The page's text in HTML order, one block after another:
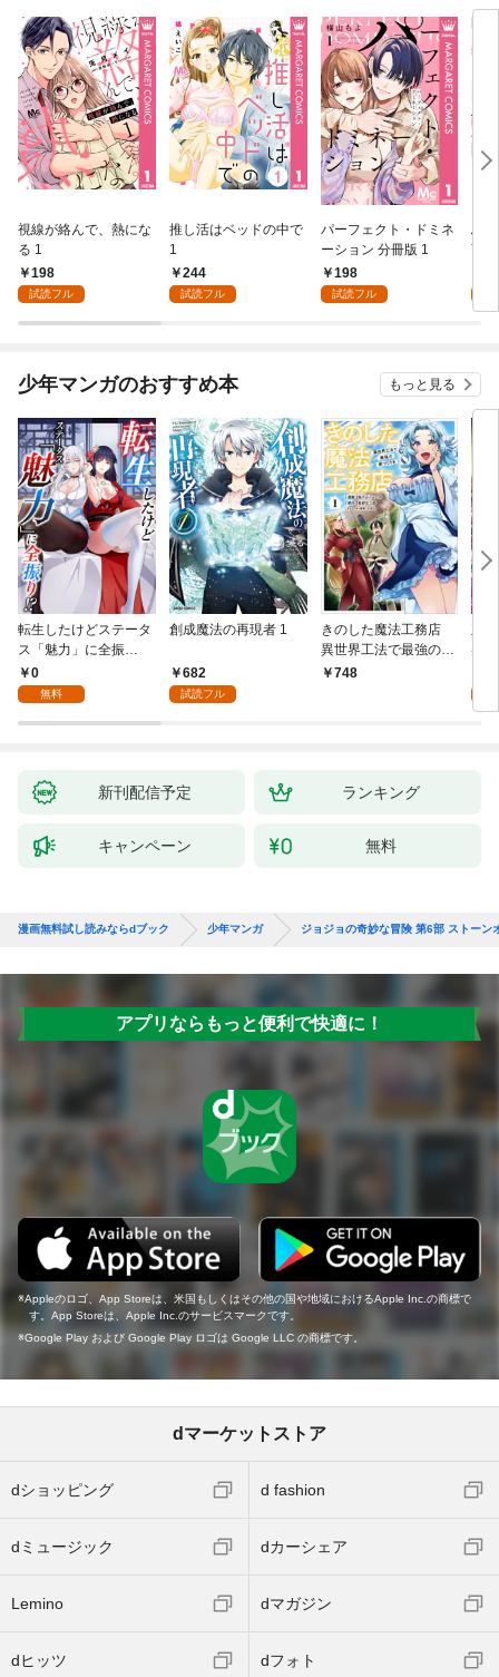
視線が絡んで、熱にな
る 1
198
試読フル
推し活はベッドの中で
1
244
試読フル
パーフェクト・ドミネ
ーション 分冊版 1
198
試読フル
ふ
言
少年マンガのおすすめ本 もっと見る
転生したけどステータ
ス「魅力」に全振
り！？(1)
0
無料
創成魔法の再現者 1
682
試読フル
きのした魔法工務店
異世界工法で最強の家
づくりを（コミック）
748
兆
る
新刊配信予定 ランキング
キャンペーン 無料
漫画無料試し読みならdブック 少年マンガ ジョジョの奇妙な冒険 第6部 ストーン
アプリならもっと便利で快適に！
Appleのロゴ、App Storeは、米国もしくはその他の国や地域におけるApple Inc.の商標で
す。App Storeは、Apple Inc.のサービスマークです。
Google Play および Google Play ロゴは Google LLC の商標です。
dマーケットストア
dショッピング d fashion
dミュージック dカーシェア
Lemino dマガジン
dヒッツ dフォト